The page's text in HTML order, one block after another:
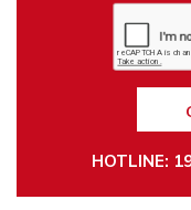
HOTLINE: